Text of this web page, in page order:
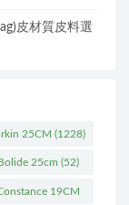
皮材質皮料選
25CM (1228)
Bolide 25cm (52)
19CM